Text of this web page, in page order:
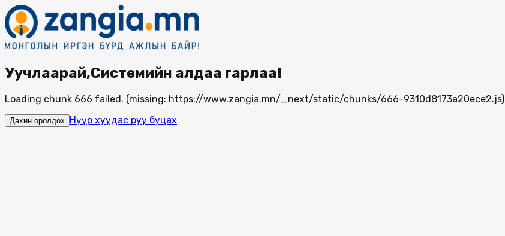
Уучлаарай,Системийн алдаа гарлаа!
Loading chunk 666 failed. (missing: https://www.zangia.mn/_next/static/chunks/666-9310d8173a20ece2.js)
Дахин оролдох Нүүр хуудас руу буцах